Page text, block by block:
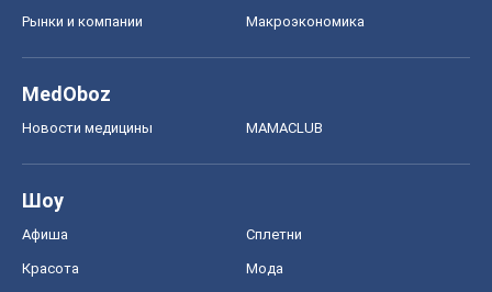
Рынки и компании Mакроэкономика
MedOboz
Новости медицины MAMACLUB
Шоу
Афиша Сплетни
Красота Мода